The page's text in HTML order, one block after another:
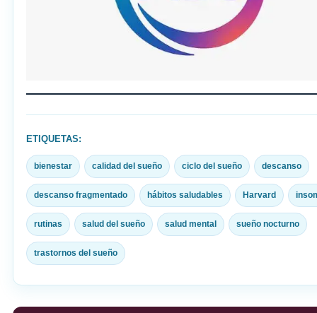
ETIQUETAS:
bienestar calidad del sueño ciclo del sueño descanso
descanso fragmentado hábitos saludables Harvard
rutinas salud del sueño salud mental sueño nocturno
trastornos del sueño